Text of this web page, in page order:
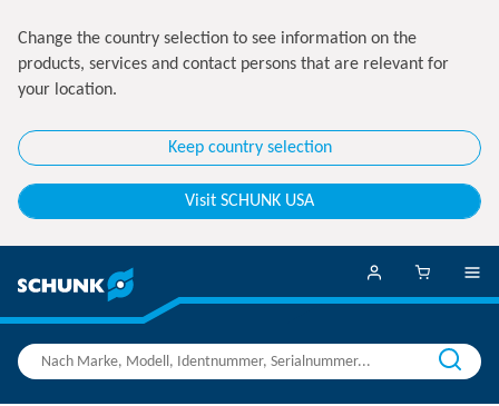
Change the country selection to see information on the
products, services and contact persons that are relevant for
your location.
Keep country selection
Visit SCHUNK USA